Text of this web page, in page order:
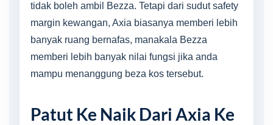
tidak boleh ambil Bezza. Tetapi dari sudut safety
margin kewangan, Axia biasanya memberi lebih
banyak ruang bernafas, manakala Bezza
memberi lebih banyak nilai fungsi jika anda
mampu menanggung beza kos tersebut.
Patut Ke Naik Dari Axia Ke